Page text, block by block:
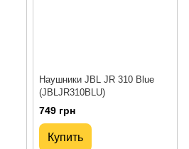
Наушники JBL JR 310 Blue
(JBLJR310BLU)
749 грн
Купить